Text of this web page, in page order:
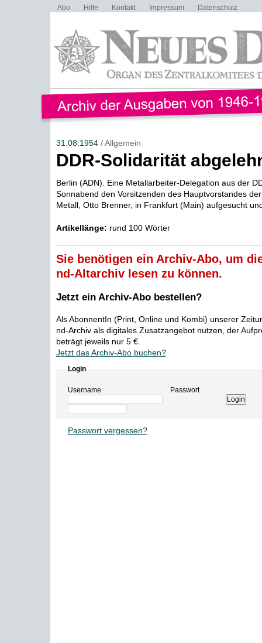
Abo Hilfe Kontakt Impressum Datenschutz
31.08.1954/ Allgemein
DDR-Solidarität
Berlin (ADN). Eine Metallarbeiter-Delegation aus der
Sonnabend den Vorsitzenden des Hauptvorstandes
Metall, Otto Brenner, in Frankfurt (Main) aufgesucht
Artikellänge: rund 100 Wörter
Sie benötigen ein Archiv-Abo, um
nd-Altarchiv lesen zu können.
Jetzt ein Archiv-Abo bestellen?
Als AbonnentIn (Print, Online und Kombi) unserer
nd-Archiv als digitales Zusatzangebot nutzen, der
beträgt jeweils nur 5 €.
Jetzt das Archiv-Abo buchen?
Login
Username Passwort
Passwort vergessen?